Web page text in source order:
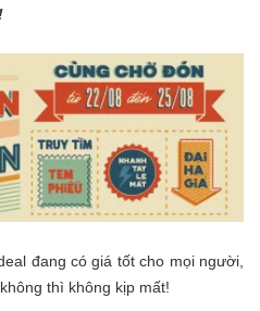
đang có giá tốt cho mọi người,
thì không kịp mất!